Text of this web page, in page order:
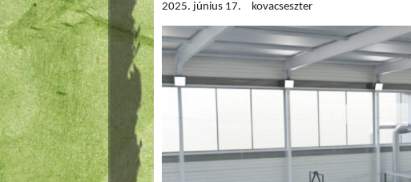
2025. június 17. kovacseszter